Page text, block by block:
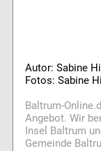
Autor: Sabine
Fotos: Sabine
Baltrum-
Angebot. Wir
Insel Baltrum
Gemeinde